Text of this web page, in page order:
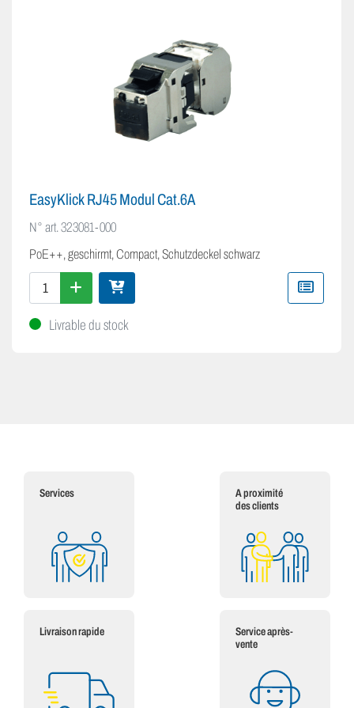
EasyKlick RJ45 Modul Cat.6A
N° art.323081-000
PoE++, geschirmt, Compact, Schutzdeckel schwarz
Livrable du stock
Services
A proximité
des clients
Livraison rapide
Service après-
vente